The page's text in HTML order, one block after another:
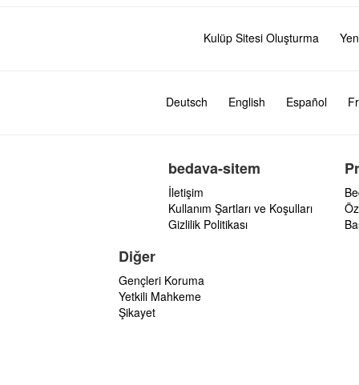
Kulüp Sitesi Oluşturma
Deutsch English Español
bedava-sitem
İletişim
Kullanım Şartları ve Koşulları
Gizlilik Politikası
Diğer
Gençleri Koruma
Yetkili Mahkeme
Şikayet